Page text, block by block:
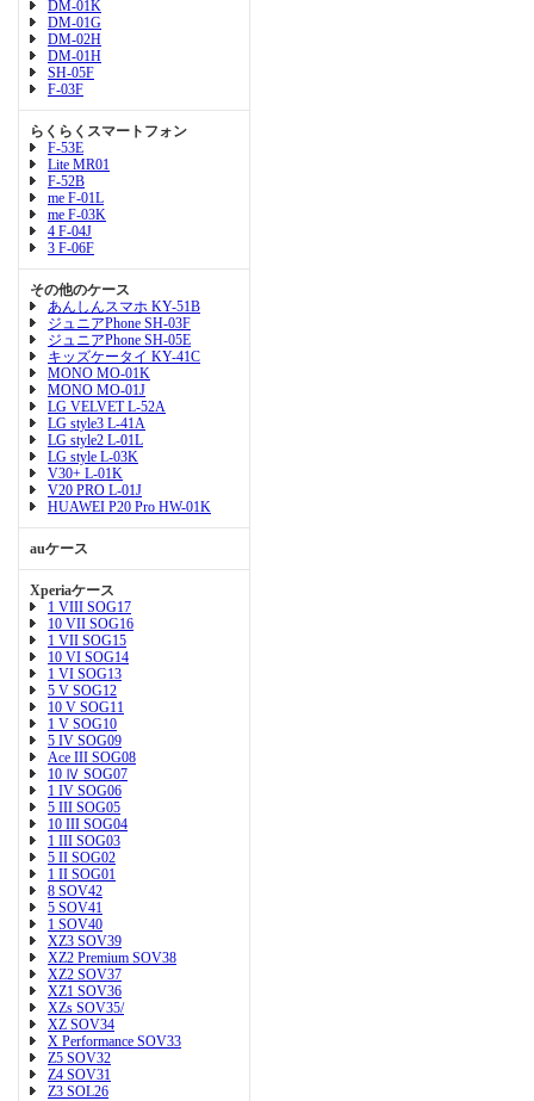
DM-01K
DM-01G
DM-02H
DM-01H
SH-05F
F-03F
らくらくスマートフォン
F-53E
Lite MR01
F-52B
me F-01L
me F-03K
4 F-04J
3 F-06F
その他のケース
あんしんスマホ KY-51B
ジュニアPhone SH-03F
ジュニアPhone SH-05E
キッズケータイ KY-41C
MONO MO-01K
MONO MO-01J
LG VELVET L-52A
LG style3 L-41A
LG style2 L-01L
LG style L-03K
V30+ L-01K
V20 PRO L-01J
HUAWEI P20 Pro HW-01K
auケース
Xperiaケース
1 VIII SOG17
10 VII SOG16
1 VII SOG15
10 VI SOG14
1 VI SOG13
5 V SOG12
10 V SOG11
1 V SOG10
5 IV SOG09
Ace III SOG08
10 Ⅳ SOG07
1 IV SOG06
5 III SOG05
10 III SOG04
1 III SOG03
5 II SOG02
1 II SOG01
8 SOV42
5 SOV41
1 SOV40
XZ3 SOV39
XZ2 Premium SOV38
XZ2 SOV37
XZ1 SOV36
XZs SOV35/
XZ SOV34
X Performance SOV33
Z5 SOV32
Z4 SOV31
Z3 SOL26